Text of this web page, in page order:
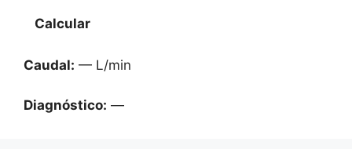
Calcular
Caudal: — L/min
Diagnóstico: —